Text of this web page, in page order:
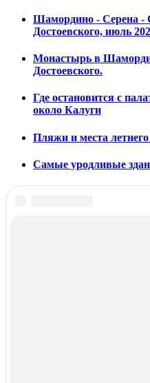
Шамордино - Серена -
Достоевского, июль
Монастырь в
Достоевского.
Где остановится с
около Калуги
Пляжи и места
Самые уродливые